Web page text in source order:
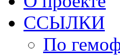
ССЫЛКИ
По